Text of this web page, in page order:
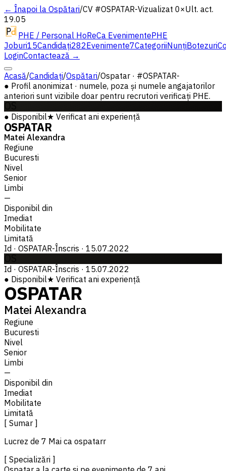
← Înapoi la Ospătari/CV #OSPATAR-Vizualizat 0×Ult. act.
19.05
PHE / Personal HoReCa EvenimentePHE
Joburi15Candidați282Evenimente7CategoriiNunțiBotezuri
LoginContactează →
Acasă/Candidați/Ospătari/Ospatar · #OSPATAR-
● Profil anonimizat · numele, poza și numele angajatorilor
anteriori sunt vizibile doar pentru recrutori verificați PHE.
● Disponibil★ Verificat ani experiență
OSPATAR
Matei Alexandra
Regiune
Bucuresti
Nivel
Senior
Limbi
—
Disponibil din
Imediat
Mobilitate
Limitată
Id · OSPATAR-Înscris · 15.07.2022
Id · OSPATAR-Înscris · 15.07.2022
● Disponibil★ Verificat ani experiență
OSPATAR
Matei Alexandra
Regiune
Bucuresti
Nivel
Senior
Limbi
—
Disponibil din
Imediat
Mobilitate
Limitată
[ Sumar ]
Lucrez de 7 Mai ca ospatarr
[ Specializări ]